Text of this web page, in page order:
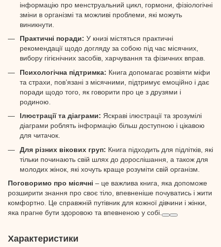
інформацію про менструальний цикл, гормони, фізіологічні
зміни в організмі та можливі проблеми, які можуть
виникнути.
Практичні поради: У книзі містяться практичні
рекомендації щодо догляду за собою під час місячних,
вибору гігієнічних засобів, харчування та фізичних вправ.
Психологічна підтримка: Книга допомагає розвіяти міфи
та страхи, пов’язані з місячними, підтримує емоційно і дає
поради щодо того, як говорити про це з друзями і
родиною.
Ілюстрації та діаграми: Яскраві ілюстрації та зрозумілі
діаграми роблять інформацію більш доступною і цікавою
для читачок.
Для різних вікових груп: Книга підходить для підлітків, які
тільки починають свій шлях до дорослішання, а також для
молодих жінок, які хочуть краще розуміти свій організм.
Поговоримо про місячні – це важлива книга, яка допоможе
розширити знання про своє тіло, впевненіше почуватись і жити
комфортно. Це справжній путівник для кожної дівчини і жінки,
яка прагне бути здоровою та впевненою у собі.
Характеристики